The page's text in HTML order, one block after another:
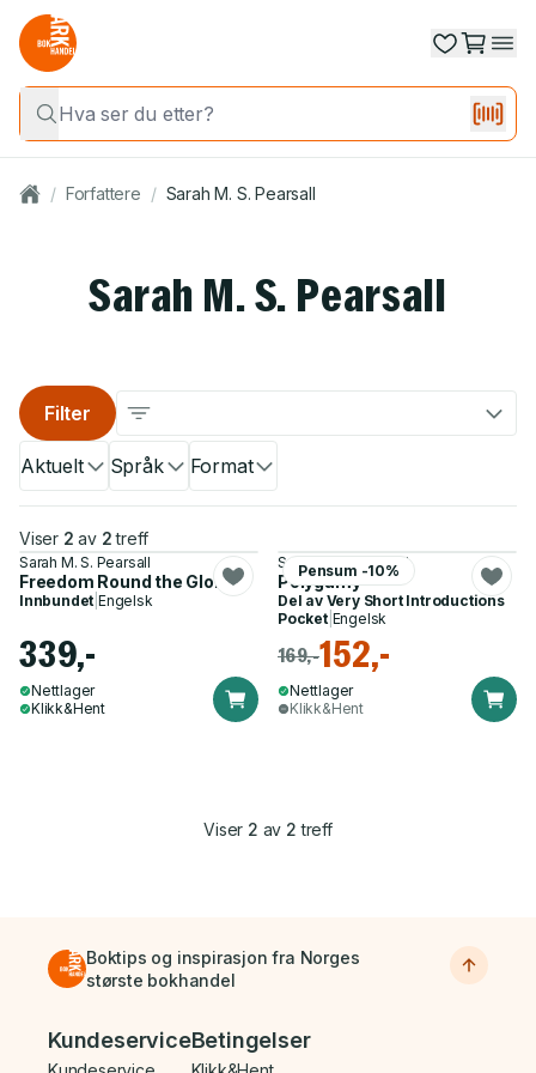
/ Forfattere / Sarah M. S. Pearsall
Sarah M. S. Pearsall
Aktuelt Språk Format
Filter
Viser 2 av 2 treff
Sarah M. S. Pearsall
Freedom Round the Globe
Innbundet |Engelsk
339,-
Nettlager
Klikk&Hent
Pensum -10%
Sarah M. S. Pearsall
Polygamy
Del av Very Short Introductions
Pocket| Engelsk
169,-152,-
Nettlager
Klikk&Hent
Viser 2 av 2 treff
Boktips og inspirasjon fra Norges
største bokhandel
Bunnmeny
KundeserviceBetingelser